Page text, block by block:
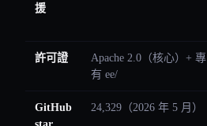
援
許可證
Apache 2.0（核心）+ 專
有 ee/
GitHub
24,329（2026 年 5 月）